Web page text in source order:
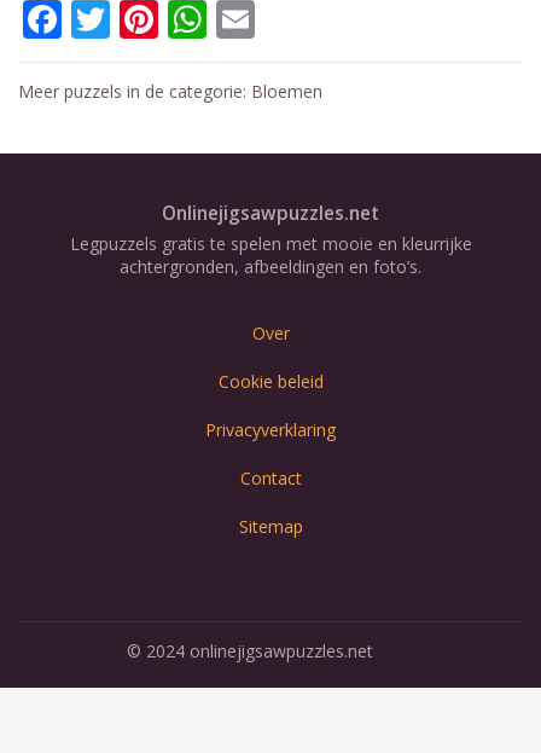
Facebook
Twitter
Pinterest
WhatsApp
Meer puzzels in de categorie: Bloemen
Onlinejigsawpuzzles.net
Legpuzzels gratis te spelen met mooie en kleurrijke
achtergronden, afbeeldingen en foto’s.
Over
Cookie beleid
Privacyverklaring
Contact
Sitemap
© 2024 onlinejigsawpuzzles.net